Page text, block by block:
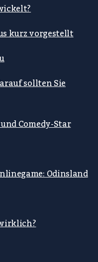
kurz vorgestellt
sollten Sie
Comedy-Star
Odinsland